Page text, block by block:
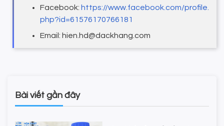
Facebook: https://www.facebook.com/profile.
php?id=61576170766181
Email: hien.hd@dackhang.com
Bài viết gần đây